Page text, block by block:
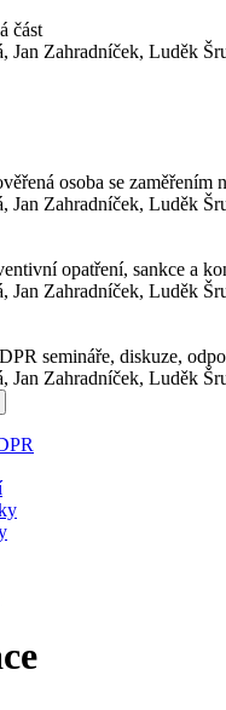
část
Jan Zahradníček, Luděk
osoba se zaměřením
Jan Zahradníček, Luděk
opatření, sankce a
Jan Zahradníček, Luděk
semináře, diskuze,
Jan Zahradníček, Luděk